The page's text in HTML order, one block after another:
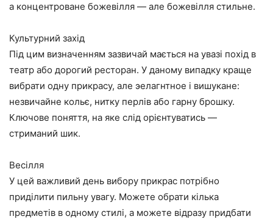
а концентроване божевілля — але божевілля стильне.
Культурний захід
Під цим визначенням зазвичай мається на увазі похід в
театр або дорогий ресторан. У даному випадку краще
вибрати одну прикрасу, але эелагнтное і вишукане:
незвичайне кольє, нитку перлів або гарну брошку.
Ключове поняття, на яке слід орієнтуватись —
стриманий шик.
Весілля
У цей важливий день вибору прикрас потрібно
приділити пильну увагу. Можете обрати кілька
предметів в одному стилі, а можете відразу придбати